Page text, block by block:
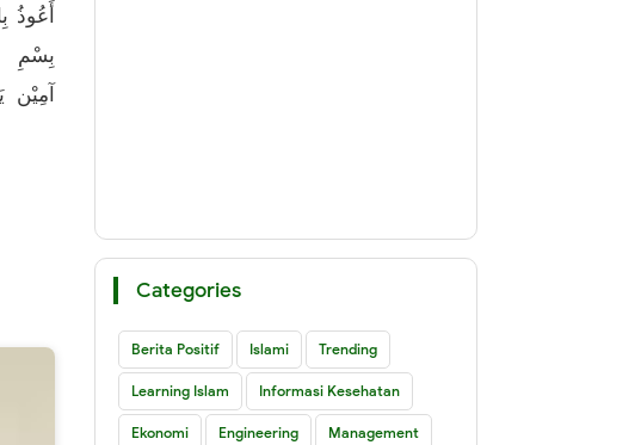
أَعُوذُ
بِسْمِ
آمِيْن
Categories
Berita Positif Islami Trending
Learning Islam Informasi Kesehatan
Ekonomi Engineering Management